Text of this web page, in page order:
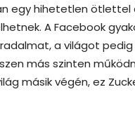
egy hihetetlen ötlettel
A Facebook
a világot
más szinten
másik végén, ez